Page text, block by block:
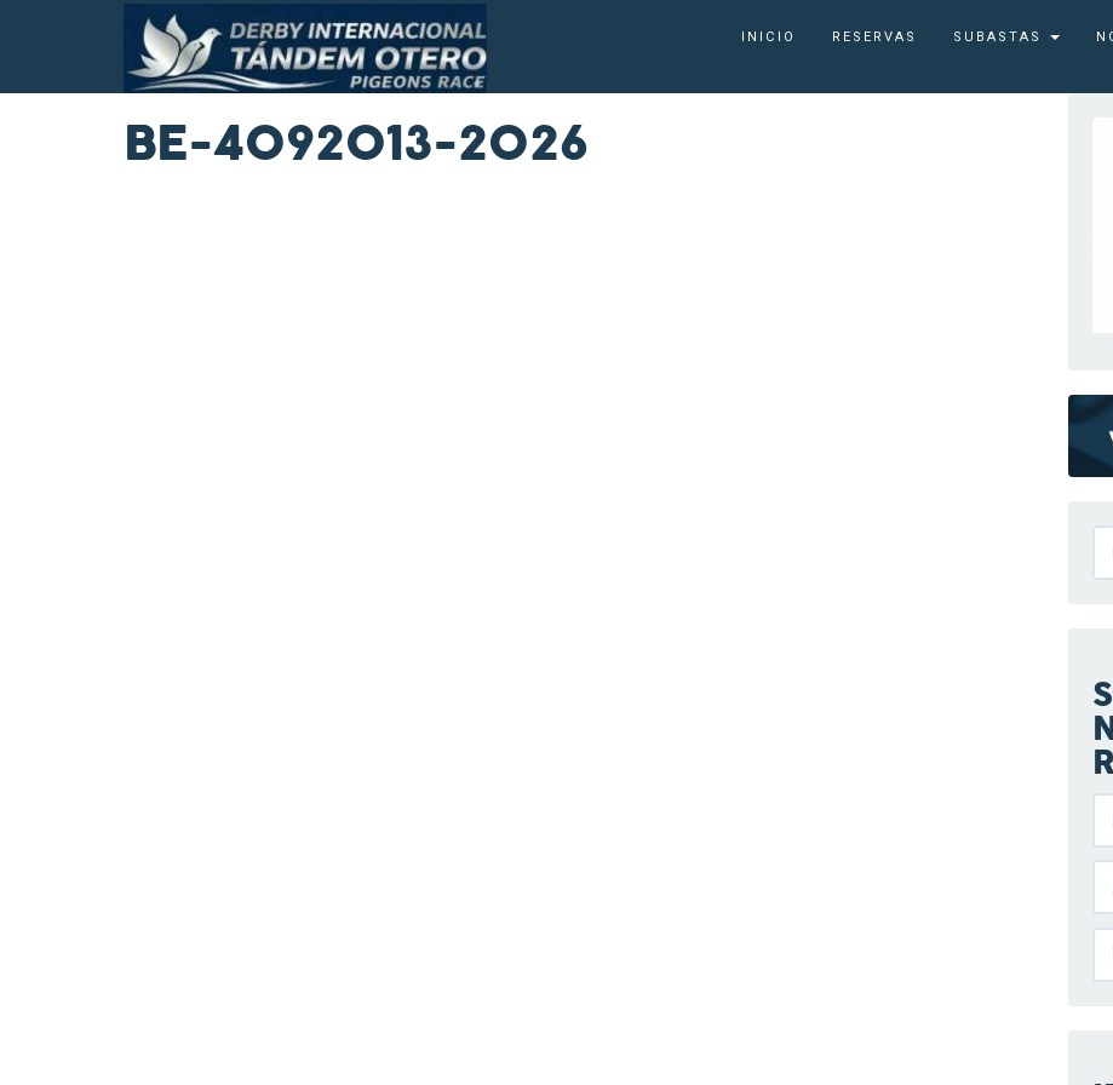
INICIO RESERVAS SUBASTAS
BE-4092013-2026